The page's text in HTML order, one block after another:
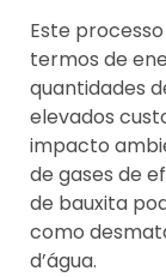
Este
termos de
quantidades
elevados
impacto
de gases de
de bauxita
como
d’água.